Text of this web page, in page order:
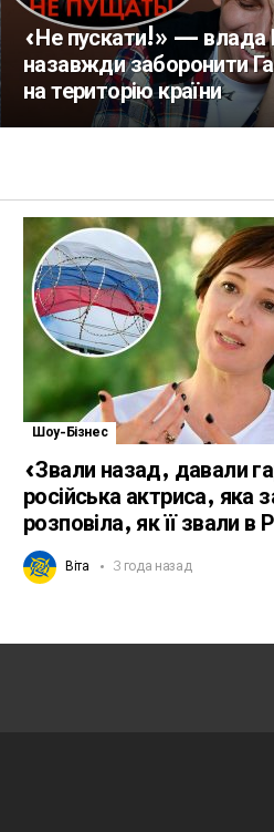
«Не пускати!» — влада
назавжди заборонити
на територію країни
Шоу-Бізнес
«Звали назад, давали
російська актриса, яка
розповіла, як її звали в
Віта 3 года назад